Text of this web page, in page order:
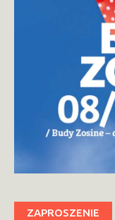
ZAPROSZENIE